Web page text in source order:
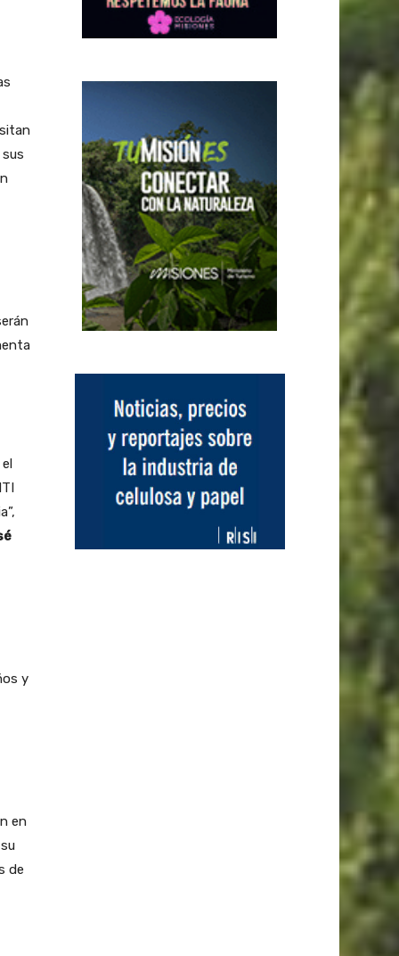
y
en
de